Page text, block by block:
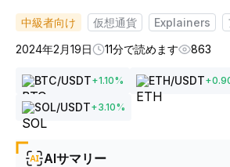
中級者向け 仮想通貨 Explainers
2024年2月19日
11分で読めます 863
BTC/USDT+1.10% ETH/USDT+
SOL/USDT+3.10%
AIサマリー